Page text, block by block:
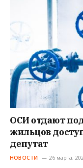
ОСИ отдают
жильцов
депутат
НОВОСТИ 26 марта,